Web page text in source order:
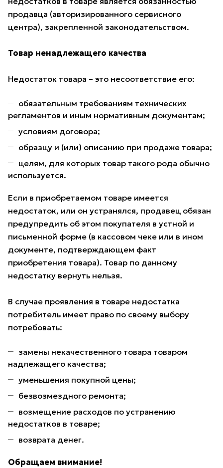
продавца (авторизированного сервисного
центра), закрепленной законодательством.
Товар ненадлежащего качества
Недостаток товара – это несоответствие его:
обязательным требованиям технических
регламентов и иным нормативным документам;
условиям договора;
образцу и (или) описанию при продаже товара;
целям, для которых товар такого рода обычно
используется.
Если в приобретаемом товаре имеется
недостаток, или он устранялся, продавец обязан
предупредить об этом покупателя в устной и
письменной форме (в кассовом чеке или в ином
документе, подтверждающем факт
приобретения товара). Товар по данному
недостатку вернуть нельзя.
В случае проявления в товаре недостатка
потребитель имеет право по своему выбору
потребовать:
замены некачественного товара товаром
надлежащего качества;
уменьшения покупной цены;
безвозмездного ремонта;
возмещение расходов по устранению
недостатков в товаре;
возврата денег.
Обращаем внимание!